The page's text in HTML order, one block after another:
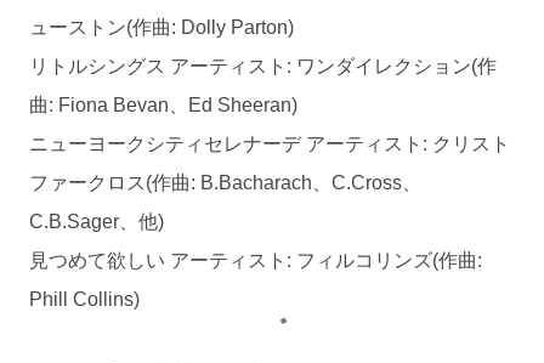
ューストン(作曲: Dolly Parton)
リトルシングス アーティスト: ワンダイレクション(作
曲: Fiona Bevan、Ed Sheeran)
ニューヨークシティセレナーデ アーティスト: クリスト
ファークロス(作曲: B.Bacharach、C.Cross、
C.B.Sager、他)
見つめて欲しい アーティスト: フィルコリンズ(作曲:
Phill Collins)